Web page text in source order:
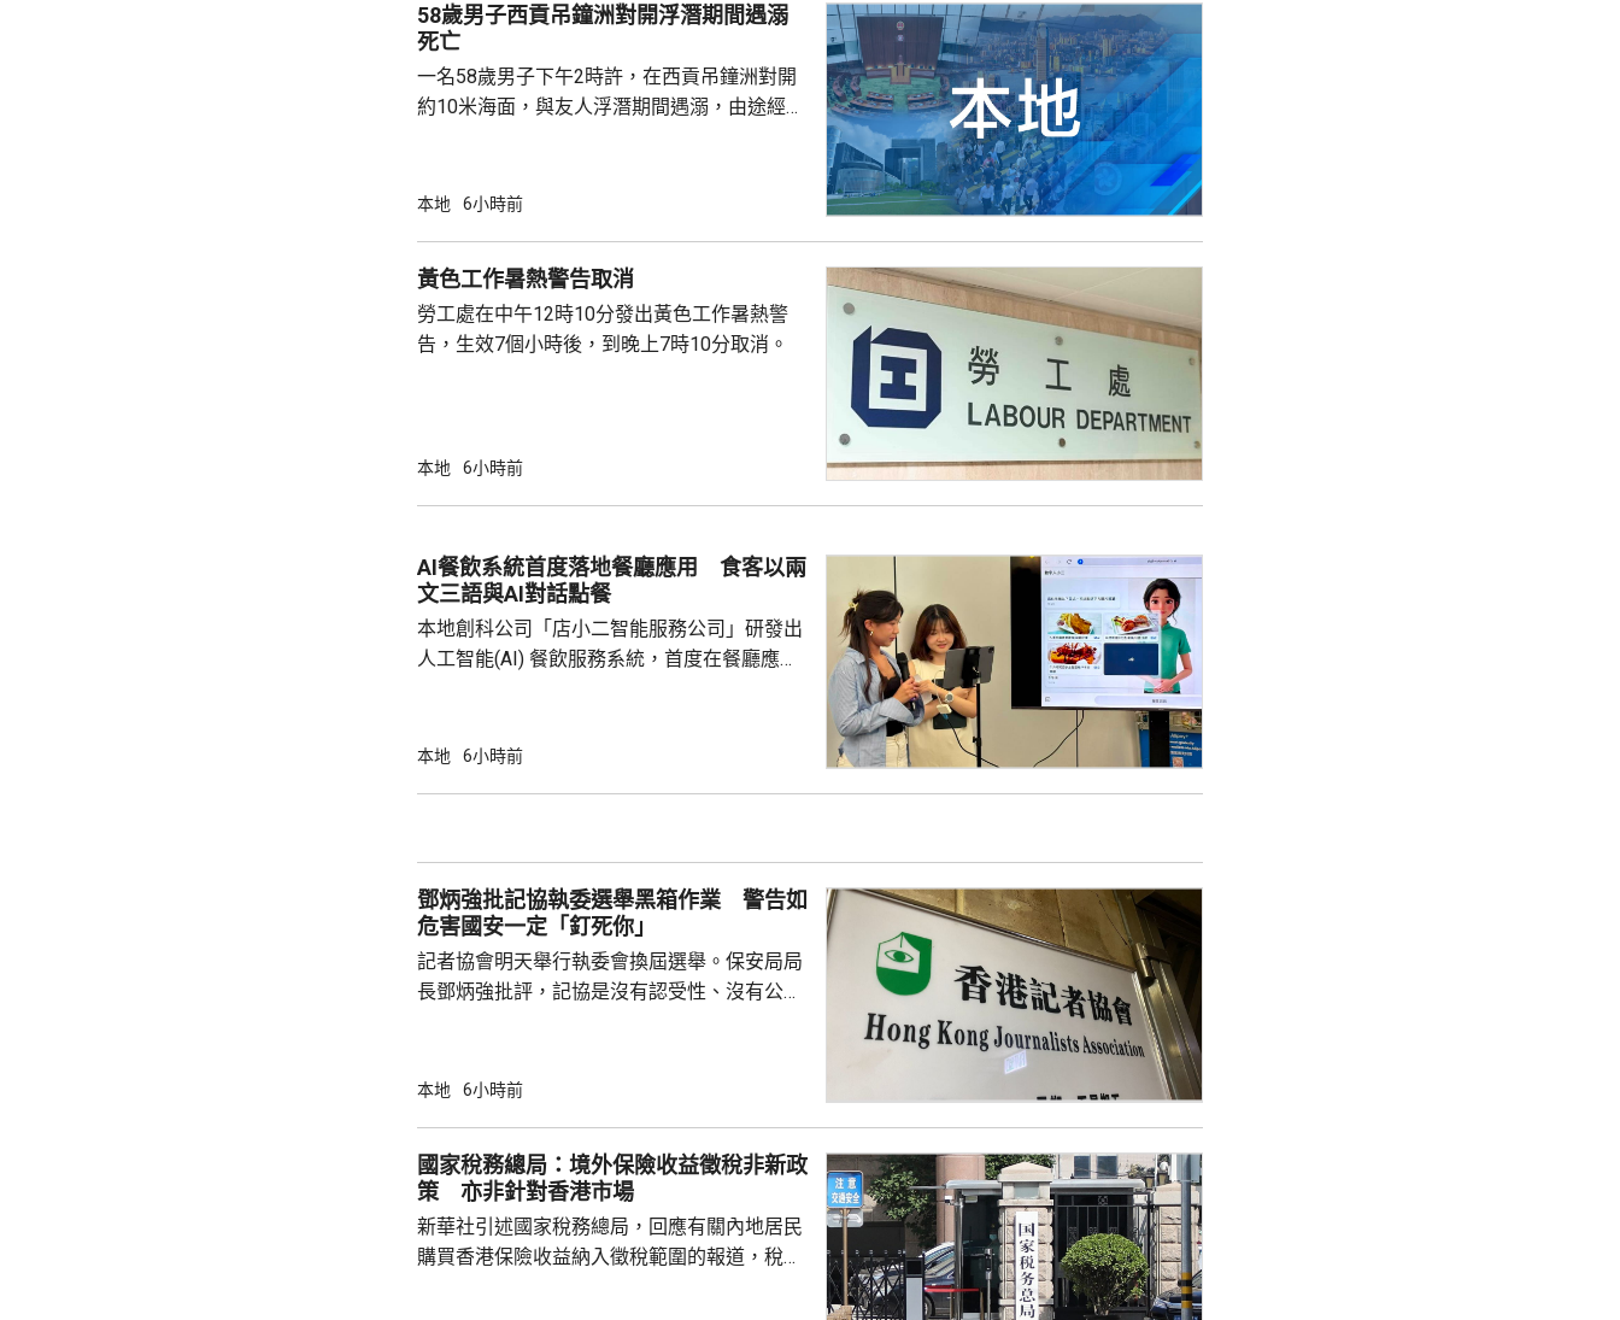
58歲男子西貢吊鐘洲對開浮潛期間遇溺
死亡
一名58歲男子下午2時許，在西貢吊鐘洲對開
約10米海面，與友人浮潛期間遇溺，由途經船
確定。
本地 6小時前
黃色工作暑熱警告取消
勞工處在中午12時10分發出黃色工作暑熱警
告，生效7個小時後，到晚上7時10分取消。
本地 6小時前
AI餐飲系統首度落地餐廳應用 食客以兩
文三語與AI對話點餐
本地創科公司「店小二智能服務公司」研發出
人工智能(AI) 餐飲服務系統，首度在餐廳應
話或英文對話，食客根據AI指示點餐，亦可讓
招牌菜式，較為耗時，而AI能因應需求快速推
薦適合的菜式；又指自己不...
本地 6小時前
鄧炳強批記協執委選舉黑箱作業 警告如
危害國安一定「釘死你」
記者協會明天舉行執委會換屆選舉。保安局局
長鄧炳強批評，記協是沒有認受性、沒有公信
有，難以稱得上做香港記者協會；又指記協沒
智英案中立場偏頗，誤導公眾，宣稱黎智英因
為捍衛新聞自由而身陷囹圄。他又批評有團體
濫用職工會名義，從事與職工會無關的行...
本地 6小時前
國家稅務總局：境外保險收益徵稅非新政
策 亦非針對香港市場
新華社引述國家稅務總局，回應有關內地居民
購買香港保險收益納入徵稅範圍的報道，稅務